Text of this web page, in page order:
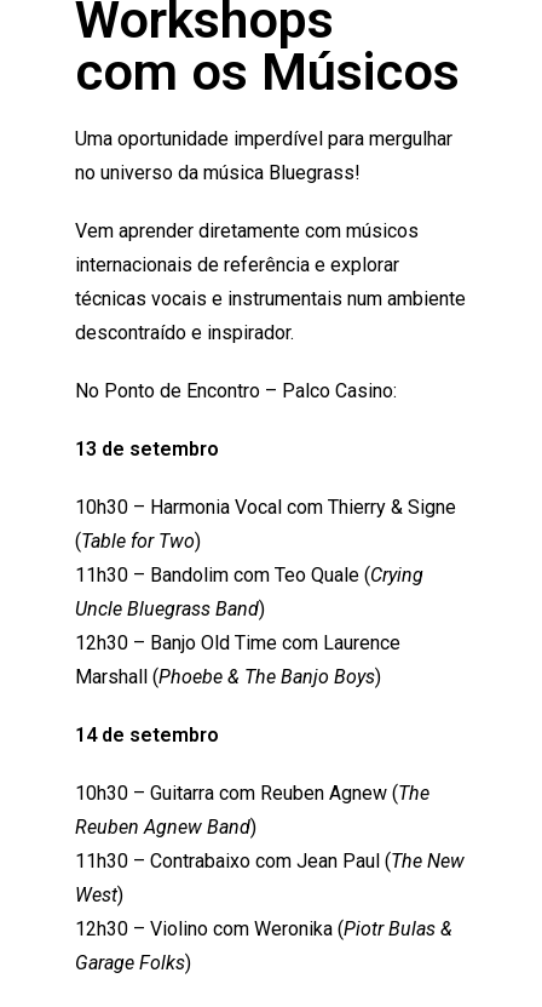
Workshops
com os Músicos
Uma oportunidade imperdível para mergulhar
no universo da música Bluegrass!
Vem aprender diretamente com músicos
internacionais de referência e explorar
técnicas vocais e instrumentais num ambiente
descontraído e inspirador.
No Ponto de Encontro – Palco Casino:
13 de setembro
10h30 – Harmonia Vocal com Thierry & Signe
(Table for Two)
11h30 – Bandolim com Teo Quale (Crying
Uncle Bluegrass Band)
12h30 – Banjo Old Time com Laurence
Marshall (Phoebe & The Banjo Boys)
14 de setembro
10h30 – Guitarra com Reuben Agnew (The
Reuben Agnew Band)
11h30 – Contrabaixo com Jean Paul (The New
West)
12h30 – Violino com Weronika (Piotr Bulas &
Garage Folks)